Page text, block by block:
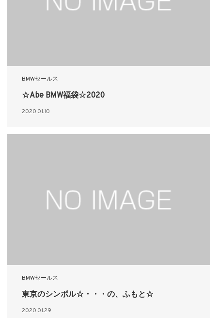
BMWセールス
☆Abe BMW福袋☆2020
2020.01.10
BMWセールス
東京のシンボル☆・・・の、ふもと☆
2020.01.29